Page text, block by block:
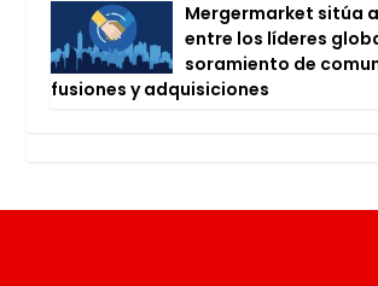
Mer­ger­mar­ket sitúa a
entre los líde­res
so­ra­mien­to de
fusio­nes y adqui­si­cio­nes